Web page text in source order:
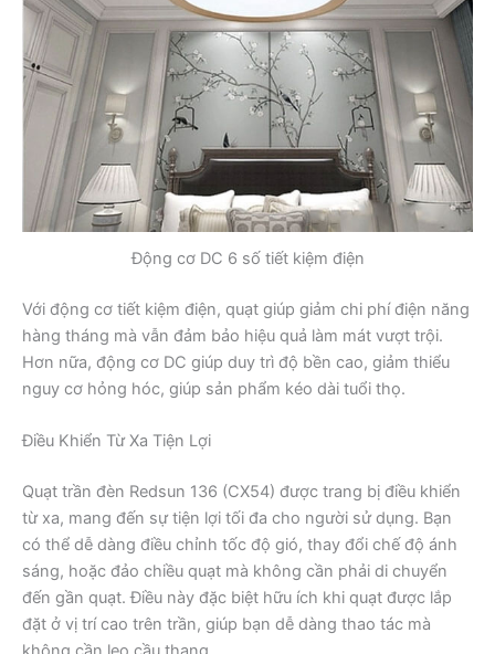
Động cơ DC 6 số tiết kiệm điện
Với động cơ tiết kiệm điện, quạt giúp giảm chi phí điện năng
hàng tháng mà vẫn đảm bảo hiệu quả làm mát vượt trội.
Hơn nữa, động cơ DC giúp duy trì độ bền cao, giảm thiểu
nguy cơ hỏng hóc, giúp sản phẩm kéo dài tuổi thọ.
Điều Khiển Từ Xa Tiện Lợi
Quạt trần đèn Redsun 136 (CX54) được trang bị điều khiển
từ xa, mang đến sự tiện lợi tối đa cho người sử dụng. Bạn
có thể dễ dàng điều chỉnh tốc độ gió, thay đổi chế độ ánh
sáng, hoặc đảo chiều quạt mà không cần phải di chuyển
đến gần quạt. Điều này đặc biệt hữu ích khi quạt được lắp
đặt ở vị trí cao trên trần, giúp bạn dễ dàng thao tác mà